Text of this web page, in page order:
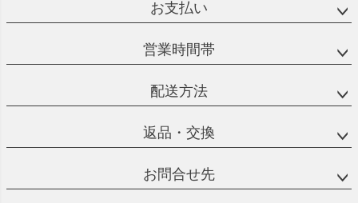
ップ
お支払い
営業時間帯
配送方法
返品・交換
お問合せ先